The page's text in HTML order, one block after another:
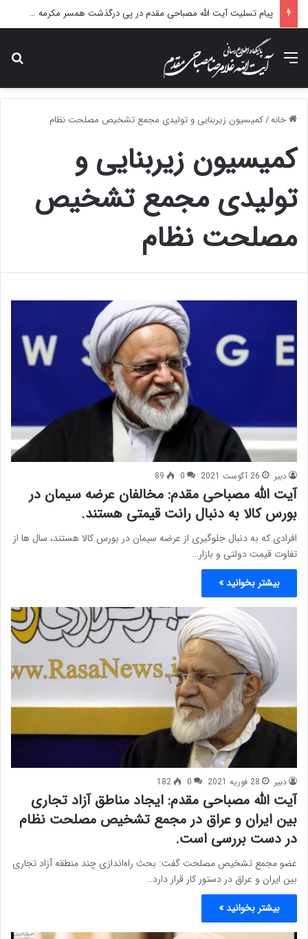
درس خارج فقه آیت الله مصباحی مقدم با موضوع فقه مالی دولت برگزار می شود.
منو
خانه/کمیسیون زیربنایی و تولیدی مجمع تشخیص مصلحت نظام
کمیسیون زیربنایی و
تولیدی مجمع تشخیص
مصلحت نظام
دبیر 26 آگوست 2021 0
89
آیت الله مصباحی مقدم: مخالفان عرضه سیمان در
بورس کالا به دنبال رانت قیمتی هستند.
افرادی که به دنبال جلوگیری از عرضه سیمان در بورس کالا هستند، سال ها از
تفاوت قیمت دولتی و بازار…
بیشتر بخوانید »
دبیر 28 فوریه 2021 0
182
آیت الله مصباحی مقدم: ایجاد مناطق آزاد تجاری
بین ایران و عراق در مجمع تشخیص مصلحت نظام
در دست بررسی است.
عضو مجمع تشخیص مصلحت گفت: بحث راه‌اندازی چند منطقه آزاد تجاری
بین ایران و عراق در دستور کار قرار دارد…
بیشتر بخوانید »